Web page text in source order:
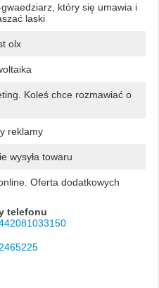
który się umawia i
laski
olx
Koleś chce rozmawiać o
reklamy
wysyła towaru
Oferta dodatkowych
telefonu